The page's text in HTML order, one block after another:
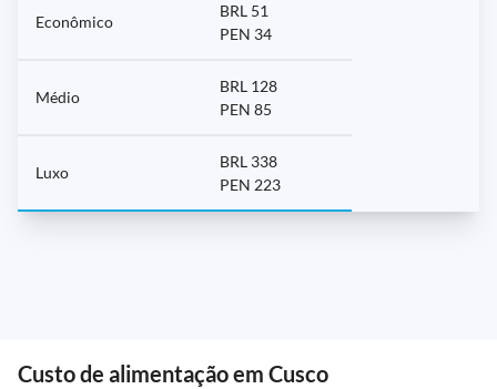
Econômico
BRL 51
PEN 34
Médio
BRL 128
PEN 85
Luxo
BRL 338
PEN 223
Custo de alimentação em Cusco